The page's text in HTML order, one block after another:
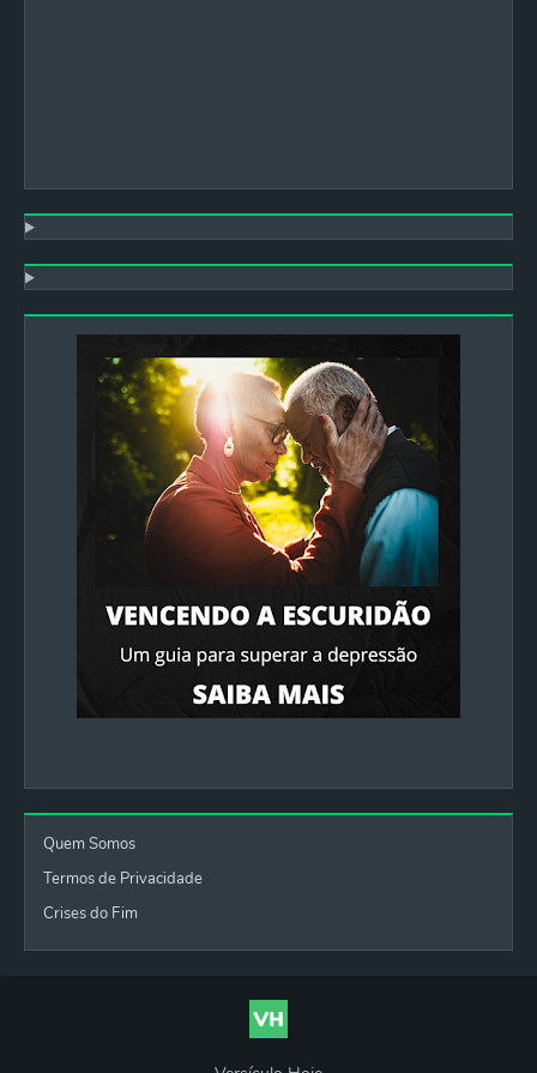
Quem Somos
Termos de Privacidade
Crises do Fim